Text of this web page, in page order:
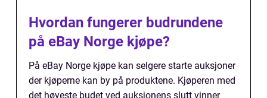
Hvordan fungerer budrundene
på eBay Norge kjøpe?
På eBay Norge kjøpe kan selgere starte auksjoner
der kjøperne kan by på produktene. Kjøperen med
det høyeste budet ved auksjonens slutt vinner